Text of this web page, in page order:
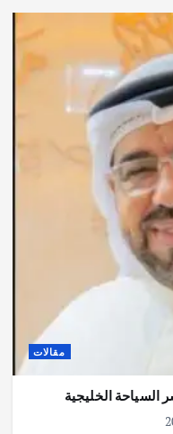
مقالات
الخليجية